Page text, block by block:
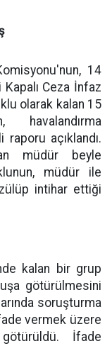
14
Ceza İnfaz
olarak kalan 15
havalandırma
raporu açıklandı.
müdür beyle
müdür ile
intihar ettiği
kalan bir grup
götürülmesini
soruşturma
vermek üzere
götürüldü. İfade